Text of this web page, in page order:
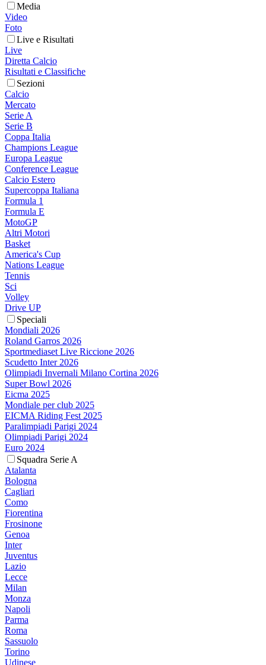
Media
Video
Foto
Live e Risultati
Live
Diretta Calcio
Risultati e Classifiche
Sezioni
Calcio
Mercato
Serie A
Serie B
Coppa Italia
Champions League
Europa League
Conference League
Calcio Estero
Supercoppa Italiana
Formula 1
Formula E
MotoGP
Altri Motori
Basket
America's Cup
Nations League
Tennis
Sci
Volley
Drive UP
Speciali
Mondiali 2026
Roland Garros 2026
Sportmediaset Live Riccione 2026
Scudetto Inter 2026
Olimpiadi Invernali Milano Cortina 2026
Super Bowl 2026
Eicma 2025
Mondiale per club 2025
EICMA Riding Fest 2025
Paralimpiadi Parigi 2024
Olimpiadi Parigi 2024
Euro 2024
Squadra Serie A
Atalanta
Bologna
Cagliari
Como
Fiorentina
Frosinone
Genoa
Inter
Juventus
Lazio
Lecce
Milan
Monza
Napoli
Parma
Roma
Sassuolo
Torino
Udinese